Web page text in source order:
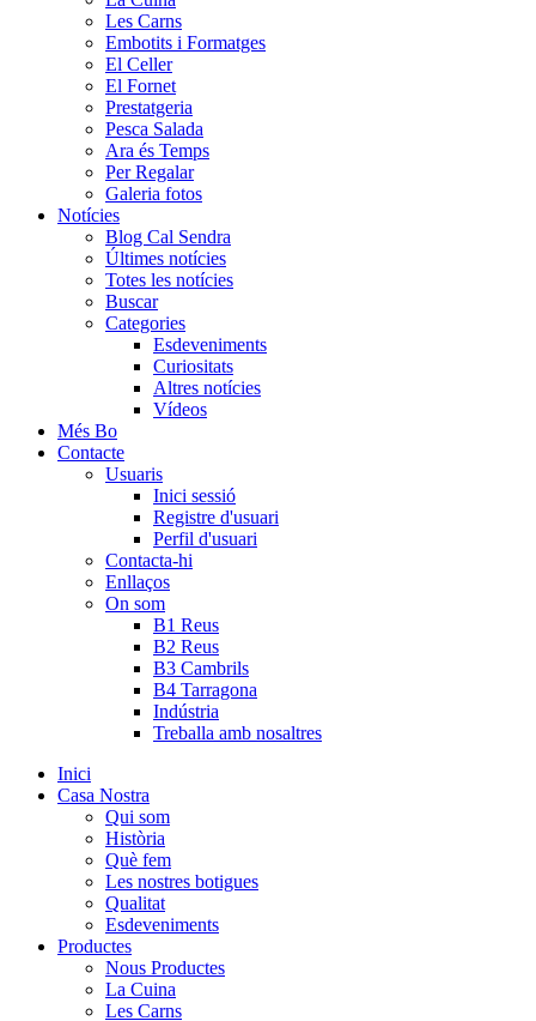
Les Carns
Embotits i Formatges
El Celler
El Fornet
Prestatgeria
Pesca Salada
Ara és Temps
Per Regalar
Galeria fotos
Notícies
Blog Cal Sendra
Últimes notícies
Totes les notícies
Buscar
Categories
Esdeveniments
Curiositats
Altres notícies
Vídeos
Més Bo
Contacte
Usuaris
Inici sessió
Registre d'usuari
Perfil d'usuari
Contacta-hi
Enllaços
On som
B1 Reus
B2 Reus
B3 Cambrils
B4 Tarragona
Indústria
Treballa amb nosaltres
Inici
Casa Nostra
Qui som
Història
Què fem
Les nostres botigues
Qualitat
Esdeveniments
Productes
Nous Productes
La Cuina
Les Carns